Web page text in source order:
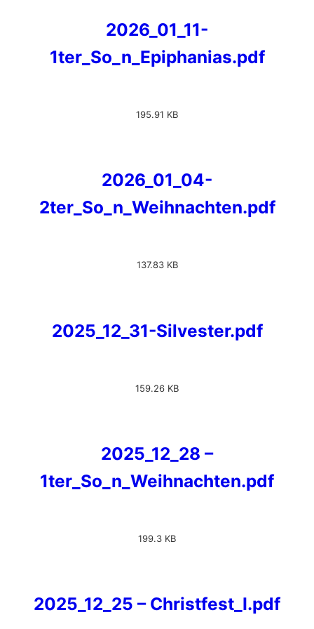
2026_01_11-
1ter_So_n_Epiphanias.pdf
195.91 KB
2026_01_04-
2ter_So_n_Weihnachten.pdf
137.83 KB
2025_12_31-Silvester.pdf
159.26 KB
2025_12_28 –
1ter_So_n_Weihnachten.pdf
199.3 KB
2025_12_25 – Christfest_I.pdf